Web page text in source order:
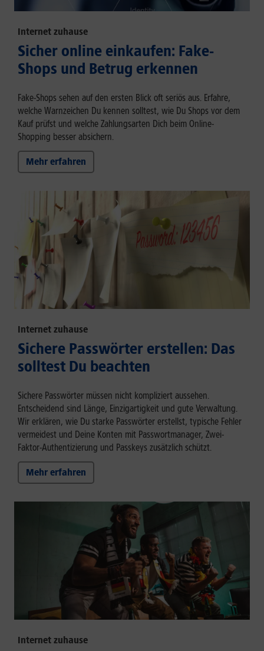
Internet zuhause
Sicher online einkaufen: Fake-
Shops und Betrug erkennen
Fake-Shops sehen auf den ersten Blick oft seriös aus. Erfahre,
welche Warnzeichen Du kennen solltest, wie Du Shops vor dem
Kauf prüfst und welche Zahlungsarten Dich beim Online-
Shopping besser absichern.
Mehr erfahren
Internet zuhause
Sichere Passwörter erstellen: Das
solltest Du beachten
Sichere Passwörter müssen nicht kompliziert aussehen.
Entscheidend sind Länge, Einzigartigkeit und gute Verwaltung.
Wir erklären, wie Du starke Passwörter erstellst, typische Fehler
vermeidest und Deine Konten mit Passwortmanager, Zwei-
Faktor-Authentizierung und Passkeys zusätzlich schützt.
Mehr erfahren
Internet zuhause